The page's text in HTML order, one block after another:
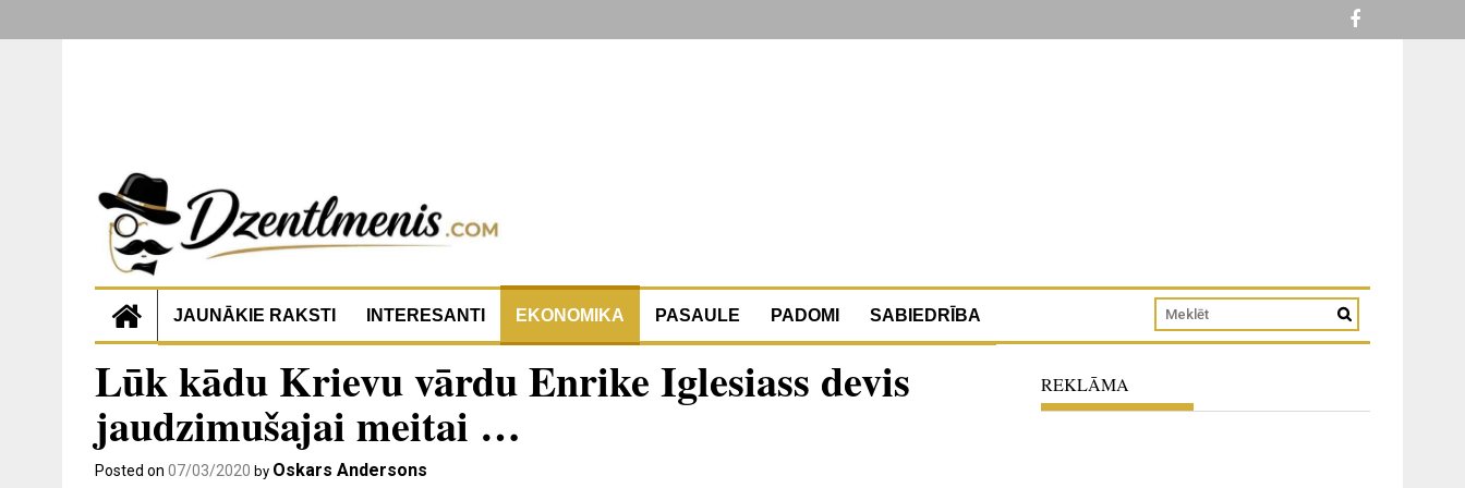
JAUNĀKIE RAKSTI INTERESANTI EKONOMIKA PASAULE PADOMI SABIEDRĪBA
Lūk kādu Krievu vārdu Enrike Iglesiass devis
jaudzimušajai meitai …
Posted on 07/03/2020 by Oskars Andersons
REKLĀMA